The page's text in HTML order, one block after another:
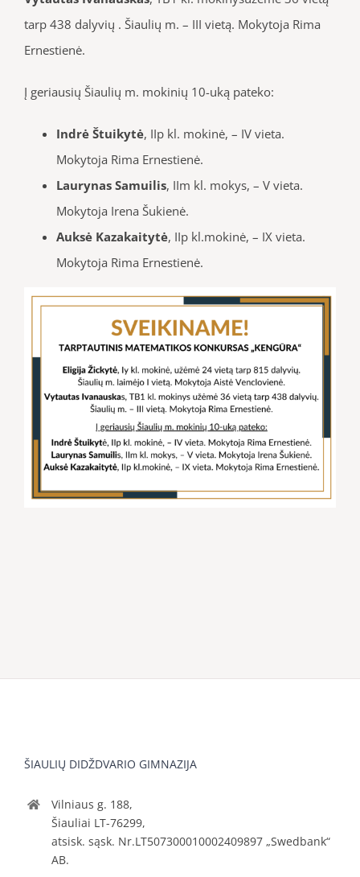
tarp 438 dalyvių . Šiaulių m. – III vietą. Mokytoja Rima
Ernestienė.
Į geriausių Šiaulių m. mokinių 10-uką pateko:
Indrė Štuikytė, IIp kl. mokinė, – IV vieta.
Mokytoja Rima Ernestienė.
Laurynas Samuilis, IIm kl. mokys, – V vieta.
Mokytoja Irena Šukienė.
Auksė Kazakaitytė, IIp kl.mokinė, – IX vieta.
Mokytoja Rima Ernestienė.
ŠIAULIŲ DIDŽDVARIO GIMNAZIJA
Vilniaus g. 188,
Šiauliai LT-76299,
atsisk. sąsk. Nr.LT507300010002409897 „Swedbank“
AB.